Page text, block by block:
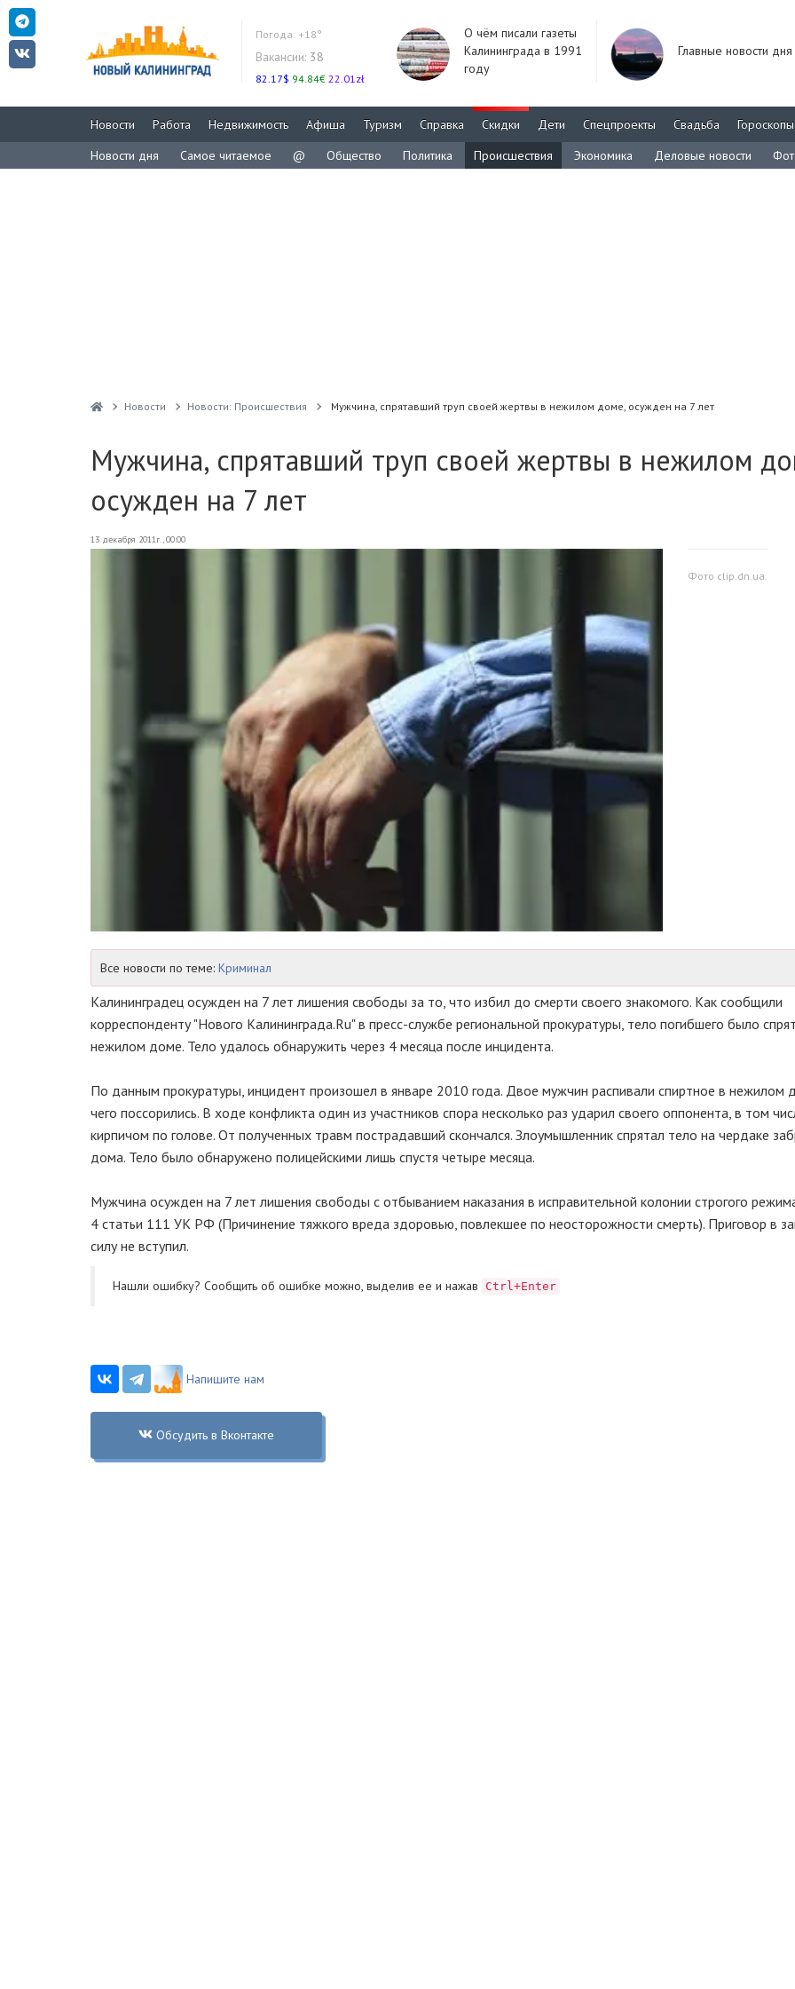
Погода: +18°
Вакансии: 38
82.17$ 94.84€ 22.01zł
О чём писали газеты
Калининграда в 1991
году
Главные новости дня
Новости Работа Недвижимость Афиша Туризм Справка Скидки Дети Спецпроекты Свадьба
Гороскопы
Новости дня
Самое читаемое @ Общество Политика Происшествия Экономика Деловые новости
Новости Новости: Происшествия Мужчина, спрятавший труп своей жертвы в нежилом доме, осужден на 7 лет
Мужчина, спрятавший труп своей жертвы в нежилом
осужден на 7 лет
13 декабря 2011г., 00:00
Фото clip.dn.ua.
Все новости по теме: Криминал
Калининградец осужден на 7 лет лишения свободы за то, что избил до смерти своего знакомого. Как сообщили
корреспонденту "Нового Калининграда.Ru" в пресс-службе региональной прокуратуры, тело погибшего было
нежилом доме. Тело удалось обнаружить через 4 месяца после инцидента.
По данным прокуратуры, инцидент произошел в январе 2010 года. Двое мужчин распивали спиртное в нежилом
чего поссорились. В ходе конфликта один из участников спора несколько раз ударил своего оппонента, в том
кирпичом по голове. От полученных травм пострадавший скончался. Злоумышленник спрятал тело на чердаке
дома. Тело было обнаружено полицейскими лишь спустя четыре месяца.
Мужчина осужден на 7 лет лишения свободы с отбыванием наказания в исправительной колонии строгого
4 статьи 111 УК РФ (Причинение тяжкого вреда здоровью, повлекшее по неосторожности смерть). Приговор в
силу не вступил.
Нашли ошибку? Cообщить об ошибке можно, выделив ее и нажав Ctrl+Enter
Напишите нам
Обсудить в Вконтакте